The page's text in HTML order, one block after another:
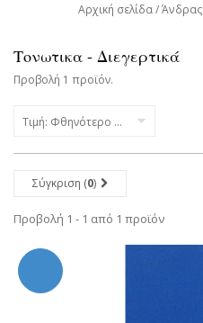
Αρχική σελίδα Άνδρας
Τονωτικα - Διεγερτικά
Προβολή 1 προϊόν.
Τιμή: Φθηνότερο πρώτα
Σύγκριση (0)
Προβολή 1 - 1 από 1 προϊόν